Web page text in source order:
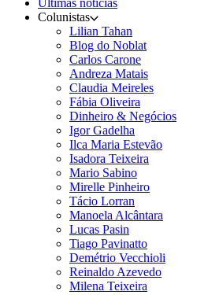
Últimas notícias
Colunistas
Lilian Tahan
Blog do Noblat
Carlos Carone
Andreza Matais
Claudia Meireles
Fábia Oliveira
Dinheiro & Negócios
Igor Gadelha
Ilca Maria Estevão
Isadora Teixeira
Mario Sabino
Mirelle Pinheiro
Tácio Lorran
Manoela Alcântara
Lucas Pasin
Tiago Pavinatto
Demétrio Vecchioli
Reinaldo Azevedo
Milena Teixeira